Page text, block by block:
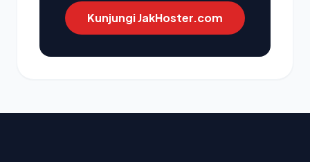
Kunjungi JakHoster.com